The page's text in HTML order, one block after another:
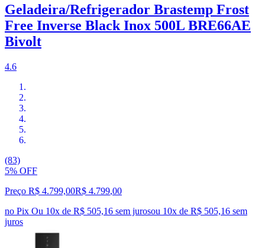
Geladeira/Refrigerador Brastemp Frost
Free Inverse Black Inox 500L BRE66AE
Bivolt
4.6
(83)
5% OFF
Preço R$ 4.799,00R$ 4.799,00
no Pix Ou 10x de R$ 505,16 sem jurosou 10x de R$ 505,16 sem
juros